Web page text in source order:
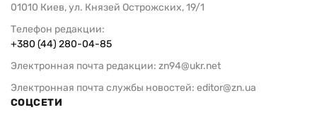
01010 Киев, ул. Князей Острожских, 19/1
Телефон редакции:
+380 (44) 280-04-85
Электронная почта редакции: zn94@ukr.net
Электронная почта службы новостей: editor@zn.ua
СОЦСЕТИ